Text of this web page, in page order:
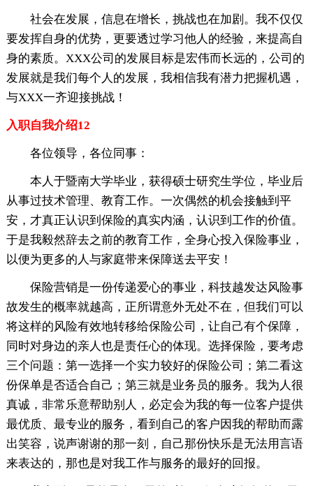
社会在发展，信息在增长，挑战也在加剧。我不仅仅
要发挥自身的优势，更要透过学习他人的经验，来提高自
身的素质。XXX公司的发展目标是宏伟而长远的，公司的
发展就是我们每个人的发展，我相信我有潜力把握机遇，
与XXX一齐迎接挑战！
入职自我介绍12
各位领导，各位同事：
本人于暨南大学毕业，获得硕士研究生学位，毕业后
从事过技术管理、教育工作。一次偶然的机会接触到平
安，才真正认识到保险的真实内涵，认识到工作的价值。
于是我毅然辞去之前的教育工作，全身心投入保险事业，
以便为更多的人与家庭带来保障送去平安！
保险营销是一份传递爱心的事业，科技越发达风险事
故发生的概率就越高，正所谓意外无处不在，但我们可以
将这样的风险有效地转移给保险公司，让自己有个保障，
同时对身边的亲人也是责任心的体现。选择保险，要考虑
三个问题：第一选择一个实力较好的保险公司；第二看这
份保单是否适合自己；第三就是业务员的服务。我为人很
真诚，非常乐意帮助别人，必定会为我的每一位客户提供
最优质、最专业的服务，看到自己的客户因我的帮助而露
出笑容，说声谢谢的那一刻，自己那份快乐是无法用言语
来表达的，那也是对我工作与服务的最好的回报。